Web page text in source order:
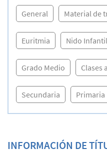
General Material de
Euritmia Nido
Grado Medio Clases
Secundaria Primaria
INFORMACIÓN DE